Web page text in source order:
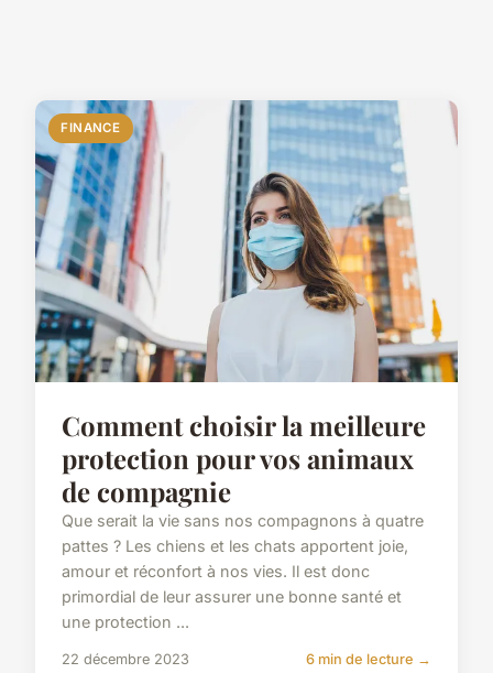
FINANCE
Comment choisir la meilleure
protection pour vos animaux
de compagnie
Que serait la vie sans nos compagnons à quatre
pattes ? Les chiens et les chats apportent joie,
amour et réconfort à nos vies. Il est donc
primordial de leur assurer une bonne santé et
une protection ...
22 décembre 2023 6 min de lecture →